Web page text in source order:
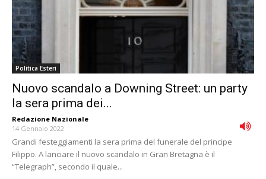
Politica Esteri
Nuovo scandalo a Downing Street: un party
la sera prima dei...
Redazione Nazionale -
14 Gennaio 2022
Grandi festeggiamenti la sera prima del funerale del principe
Filippo. A lanciare il nuovo scandalo in Gran Bretagna è il
“Telegraph”, secondo il quale...